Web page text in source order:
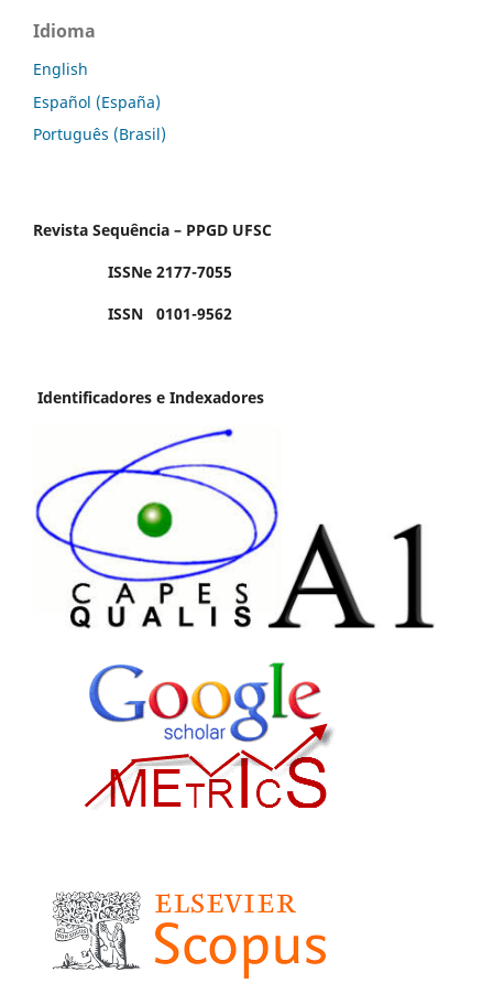
Idioma
English
Español (España)
Português (Brasil)
Revista Sequência – PPGD UFSC
ISSNe 2177-7055
ISSN 0101-9562
Identificadores e Indexadores